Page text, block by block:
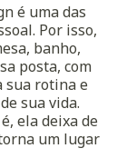
é uma das
Por isso,
banho,
posta, com
sua rotina e
sua vida.
ela deixa de
um lugar